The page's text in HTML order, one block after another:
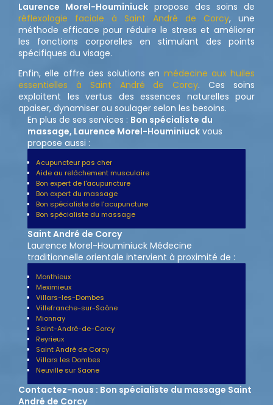
Laurence Morel-Houminiuck propose des soins de
réflexologie faciale à Saint André de Corcy, une
méthode efficace pour réduire le stress et améliorer
les fonctions corporelles en stimulant des points
spécifiques du visage.
Enfin, elle offre des solutions en médecine aux huiles
essentielles à Saint André de Corcy. Ces soins
exploitent les vertus des essences naturelles pour
apaiser, dynamiser ou soulager selon les besoins.
En plus de ses services : Bon spécialiste du
massage, Laurence Morel-Houminiuck vous
propose aussi :
Acupuncteur pas cher
Aide au relâchement musculaire
Bon expert de l'acupuncture
Bon expert du massage
Bon spécialiste de l'acupuncture
Bon spécialiste du massage
Saint André de Corcy
Laurence Morel-Houminiuck Médecine
traditionnelle orientale intervient à proximité de :
Monthieux
Meximieux
Villars-les-Dombes
Villefranche-sur-Saône
Mionnay
Saint-André-de-Corcy
Reyrieux
Saint André de Corcy
Villars les Dombes
Neuville sur Saone
Contactez-nous : Bon spécialiste du massage Saint
André de Corcy